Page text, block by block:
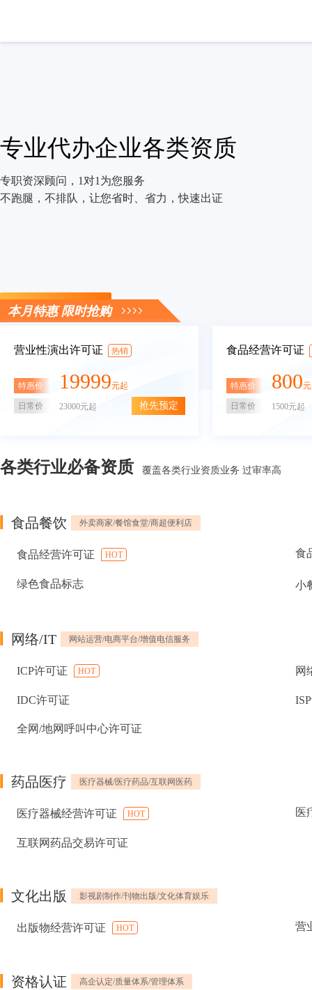
专业代办企业各类资质
专职资深顾问，1对1为您服务
不跑腿，不排队，让您省时、省力，快速出证
立即咨询
本月特惠 限时抢购
营业性演出许可证 热销
特惠价 19999元起
日常价 23000元起 抢先预定
食品经营许可证
特惠价 800
日常价 1500元起
各类行业必备资质 覆盖各类行业资质业务 过审率高
食品餐饮 外卖商家/餐馆食堂/商超便利店
食品经营许可证 HOT 食
绿色食品标志 小
网络/IT 网站运营/电商平台/增值电信服务
ICP许可证 HOT 网
IDC许可证
全网/地网呼叫中心许可证
药品医疗 医疗器械/医疗药品/互联网医药
医疗器械经营许可证 HOT 医
互联网药品交易许可证
文化出版 影视剧制作/刊物出版/文化体育娱乐
出版物经营许可证 HOT 营
资格认证 高企认定/质量体系/管理体系